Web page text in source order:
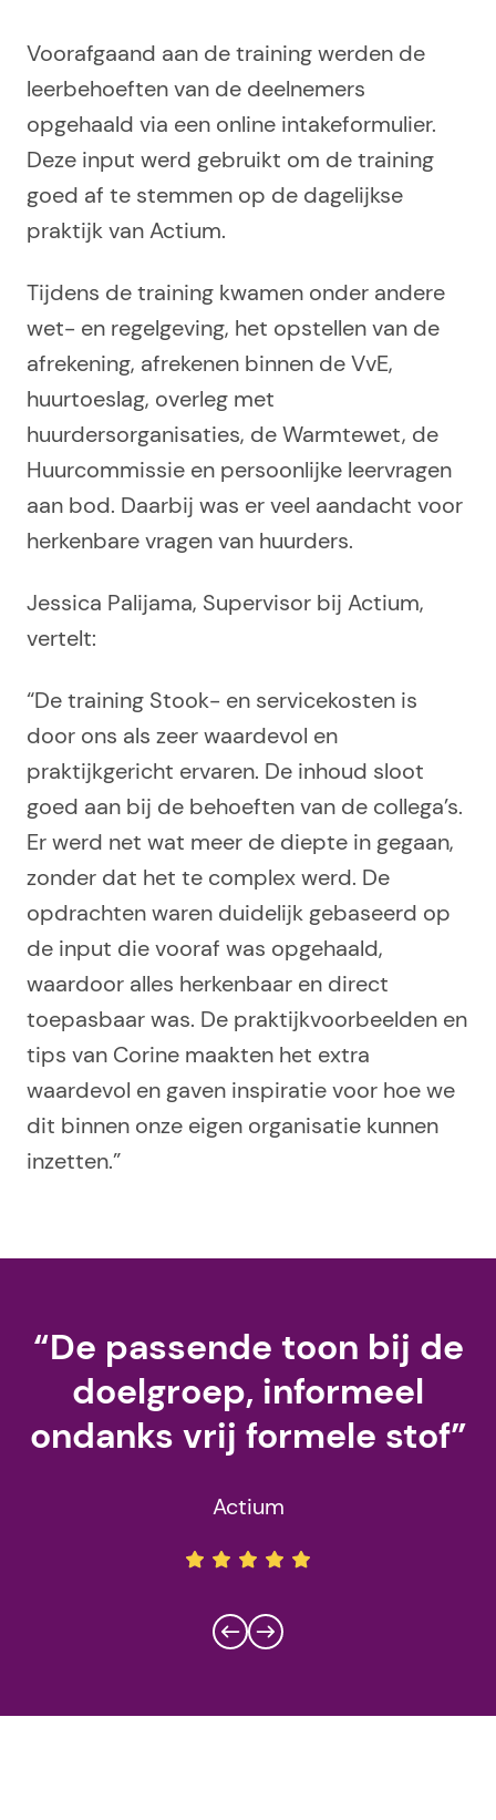
Voorafgaand aan de training werden de
leerbehoeften van de deelnemers
opgehaald via een online intakeformulier.
Deze input werd gebruikt om de training
goed af te stemmen op de dagelijkse
praktijk van Actium.
Tijdens de training kwamen onder andere
wet- en regelgeving, het opstellen van de
afrekening, afrekenen binnen de VvE,
huurtoeslag, overleg met
huurdersorganisaties, de Warmtewet, de
Huurcommissie en persoonlijke leervragen
aan bod. Daarbij was er veel aandacht voor
herkenbare vragen van huurders.
Jessica Palijama, Supervisor bij Actium,
vertelt:
“De training Stook- en servicekosten is
door ons als zeer waardevol en
praktijkgericht ervaren. De inhoud sloot
goed aan bij de behoeften van de collega’s.
Er werd net wat meer de diepte in gegaan,
zonder dat het te complex werd. De
opdrachten waren duidelijk gebaseerd op
de input die vooraf was opgehaald,
waardoor alles herkenbaar en direct
toepasbaar was. De praktijkvoorbeelden en
tips van Corine maakten het extra
waardevol en gaven inspiratie voor hoe we
dit binnen onze eigen organisatie kunnen
inzetten.”
“De passende toon bij de
doelgroep, informeel
ondanks vrij formele stof”
Actium